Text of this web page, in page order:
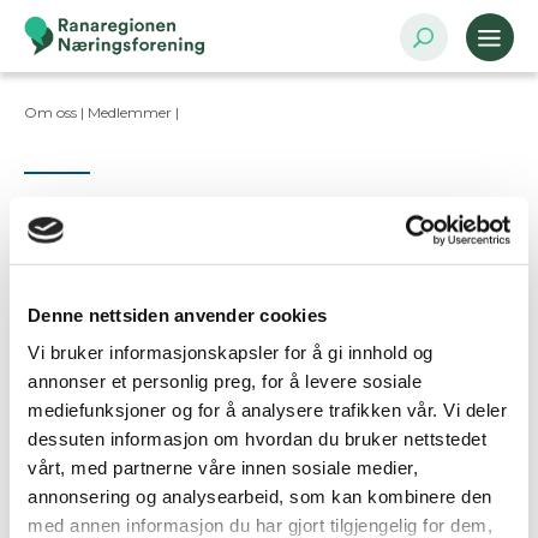
Denne nettsiden anvender cookies
Vi bruker informasjonskapsler for å gi innhold og
annonser et personlig preg, for å levere sosiale
mediefunksjoner og for å analysere trafikken vår. Vi deler
dessuten informasjon om hvordan du bruker nettstedet
vårt, med partnerne våre innen sosiale medier,
annonsering og analysearbeid, som kan kombinere den
med annen informasjon du har gjort tilgjengelig for dem,
Om oss | Medlemmer |
Ta kontakt
Er dette din bedriftsprofil?
Klikk her for å be om redigeringstilgang